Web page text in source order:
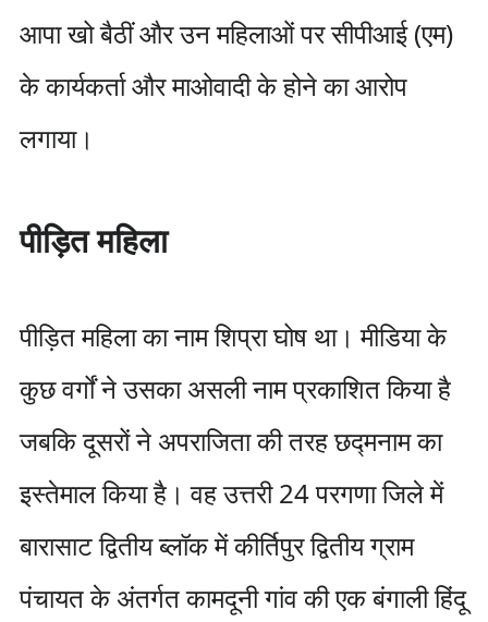
आपा खो बैठीं और उन महिलाओं पर सीपीआई (एम)
के कार्यकर्ता और माओवादी के होने का आरोप
लगाया।
पीड़ित महिला
पीड़ित महिला का नाम शिप्रा घोष था। मीडिया के
कुछ वर्गों ने उसका असली नाम प्रकाशित किया है
जबकि दूसरों ने अपराजिता की तरह छद्मनाम का
इस्तेमाल किया है। वह उत्तरी 24 परगणा जिले में
बारासाट द्वितीय ब्लॉक में कीर्तिपुर द्वितीय ग्राम
पंचायत के अंतर्गत कामदूनी गांव की एक बंगाली हिंदू